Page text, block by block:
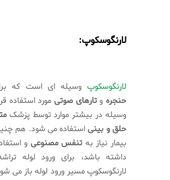
لارنگوسکوپ:
لارنگوسکوپ وسیله ای است که
حنجرهوتارهای صوتی مورد استفاده
وسیله در بیشتر موارد توسط پزشک
حلق و بینیاستفاده می شود. هم
بیمار نیاز به تنفس مصنوعی و
داشته باشد، برای ورود لوله
لارنگوسکوپ مسیر ورود لوله باز می